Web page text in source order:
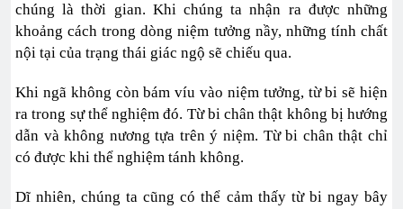
chúng là thời gian. Khi chúng ta nhận ra được những
khoảng cách trong dòng niệm tưởng nầy, những tính chất
nội tại của trạng thái giác ngộ sẽ chiếu qua.
Khi ngã không còn bám víu vào niệm tưởng, từ bi sẽ hiện
ra trong sự thể nghiệm đó. Từ bi chân thật không bị hướng
dẫn và không nương tựa trên ý niệm. Từ bi chân thật chỉ
có được khi thể nghiệm tánh không.
Dĩ nhiên, chúng ta cũng có thể cảm thấy từ bi ngay bây